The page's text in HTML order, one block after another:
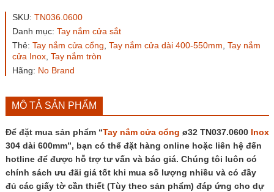
cổng
TN037.0600
Inox
304
dài
lượng
SKU: TN036.0600
Danh mục: Tay nắm cửa sắt
Thẻ: Tay nắm cửa cổng Tay nắm cửa dài 400-550mm Tay nắm
cửa Inox, Tay nắm tròn
Hãng: No Brand
MÔ TẢ SẢN PHẨM
Để đặt mua sản phẩm “Tay nắm cửa cổng ø32 TN037.0600 Inox
304 dài 600mm”, bạn có thể đặt hàng online hoặc liên hệ đến
hotline để được hỗ trợ tư vấn và báo giá. Chúng tôi luôn có
chính sách ưu đãi giá tốt khi mua số lượng nhiều và có đầy
đủ các giấy tờ cần thiết (Tùy theo sản phẩm) đáp ứng cho dự